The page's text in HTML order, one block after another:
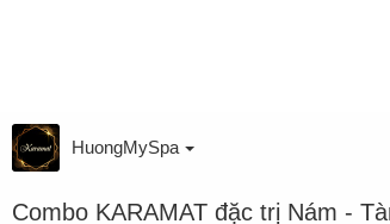
HuongMySpa
Combo KARAMAT đặc trị Nám -